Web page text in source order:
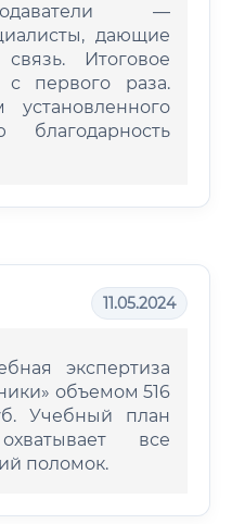
—
дающие
Итоговое
с первого раза.
11.05.2024
экспертиза
объемом 516
Учебный план
все
поломок.